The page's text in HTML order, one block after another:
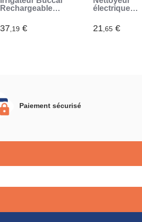
Rechargeable
InnovaGoods
37 ,19 €
électrique
les oreilles
InnovaGoods
21 ,65€
Paiement sécurisé